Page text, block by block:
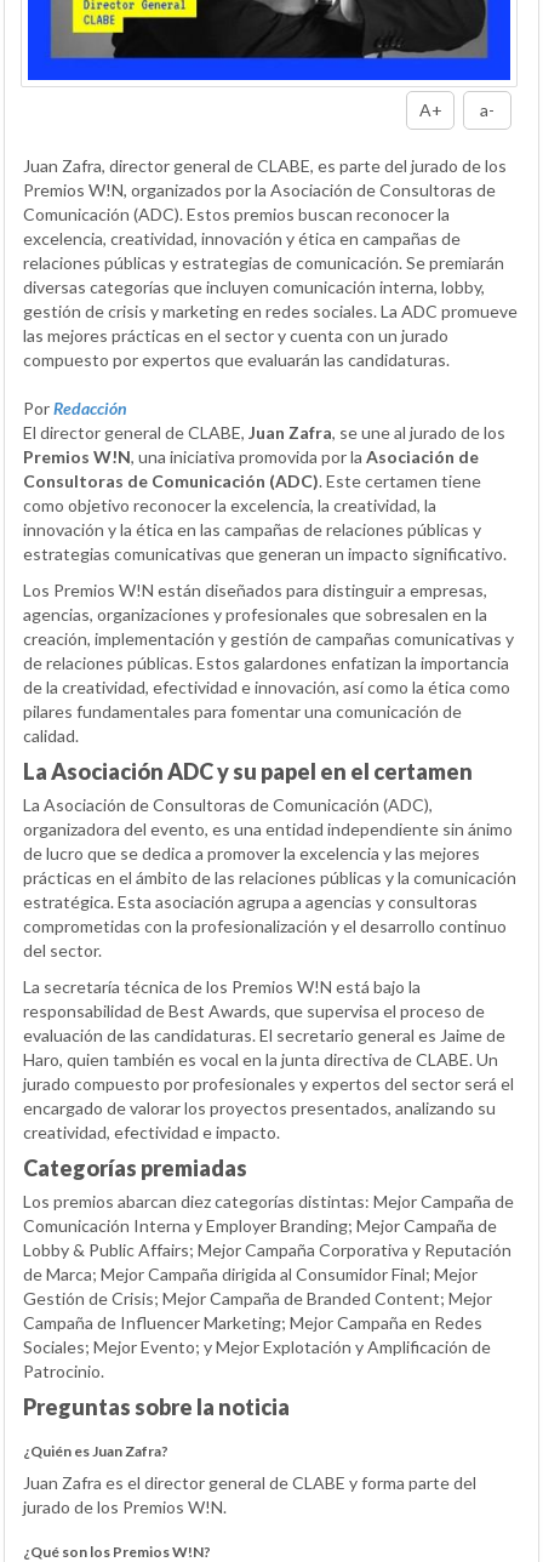
A+ a-
Juan Zafra, director general de CLABE, es parte del jurado de los
Premios W!N, organizados por la Asociación de Consultoras de
Comunicación (ADC). Estos premios buscan reconocer la
excelencia, creatividad, innovación y ética en campañas de
relaciones públicas y estrategias de comunicación. Se premiarán
diversas categorías que incluyen comunicación interna, lobby,
gestión de crisis y marketing en redes sociales. La ADC promueve
las mejores prácticas en el sector y cuenta con un jurado
compuesto por expertos que evaluarán las candidaturas.
PorRedacción
El director general de CLABE, Juan Zafra, se une al jurado de los
Premios W!N, una iniciativa promovida por la Asociación de
Consultoras de Comunicación (ADC). Este certamen tiene
como objetivo reconocer la excelencia, la creatividad, la
innovación y la ética en las campañas de relaciones públicas y
estrategias comunicativas que generan un impacto significativo.
Los Premios W!N están diseñados para distinguir a empresas,
agencias, organizaciones y profesionales que sobresalen en la
creación, implementación y gestión de campañas comunicativas y
de relaciones públicas. Estos galardones enfatizan la importancia
de la creatividad, efectividad e innovación, así como la ética como
pilares fundamentales para fomentar una comunicación de
calidad.
La Asociación ADC y su papel en el certamen
La Asociación de Consultoras de Comunicación (ADC),
organizadora del evento, es una entidad independiente sin ánimo
de lucro que se dedica a promover la excelencia y las mejores
prácticas en el ámbito de las relaciones públicas y la comunicación
estratégica. Esta asociación agrupa a agencias y consultoras
comprometidas con la profesionalización y el desarrollo continuo
del sector.
La secretaría técnica de los Premios W!N está bajo la
responsabilidad de Best Awards, que supervisa el proceso de
evaluación de las candidaturas. El secretario general es Jaime de
Haro, quien también es vocal en la junta directiva de CLABE. Un
jurado compuesto por profesionales y expertos del sector será el
encargado de valorar los proyectos presentados, analizando su
creatividad, efectividad e impacto.
Categorías premiadas
Los premios abarcan diez categorías distintas: Mejor Campaña de
Comunicación Interna y Employer Branding; Mejor Campaña de
Lobby & Public Affairs; Mejor Campaña Corporativa y Reputación
de Marca; Mejor Campaña dirigida al Consumidor Final; Mejor
Gestión de Crisis; Mejor Campaña de Branded Content; Mejor
Campaña de Influencer Marketing; Mejor Campaña en Redes
Sociales; Mejor Evento; y Mejor Explotación y Amplificación de
Patrocinio.
Preguntas sobre la noticia
¿Quién es Juan Zafra?
Juan Zafra es el director general de CLABE y forma parte del
jurado de los Premios W!N.
¿Qué son los Premios W!N?